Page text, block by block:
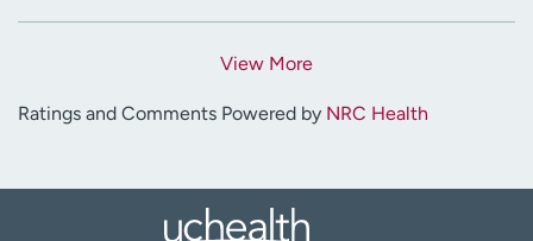
View More
Ratings and Comments Powered by NRC Health